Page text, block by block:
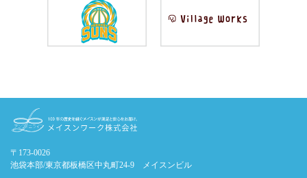
〒173-0026
池袋本部/東京都板橋区中丸町24-9 メイスンビル